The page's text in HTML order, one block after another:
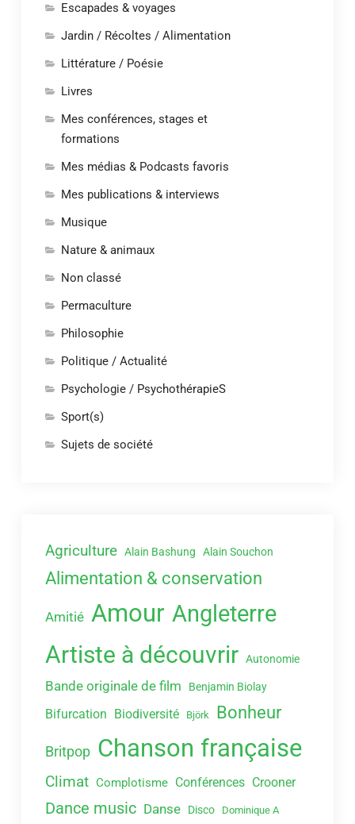
Escapades & voyages
Jardin / Récoltes / Alimentation
Littérature / Poésie
Livres
Mes conférences, stages et
formations
Mes médias & Podcasts favoris
Mes publications & interviews
Musique
Nature & animaux
Non classé
Permaculture
Philosophie
Politique / Actualité
Psychologie / PsychothérapieS
Sport(s)
Sujets de société
Agriculture Alain Bashung Alain Souchon
Alimentation & conservation
Amitié Amour Angleterre
Artiste à découvrir Autonomie
Bande originale de film Benjamin Biolay
Bifurcation Biodiversité Björk Bonheur
Britpop Chanson française
Climat Complotisme Conférences Crooner
Dance music Danse Disco Dominique A